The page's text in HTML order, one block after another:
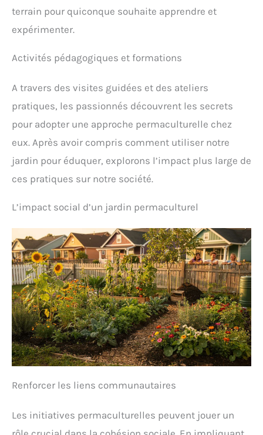
terrain pour quiconque souhaite apprendre et
expérimenter.
Activités pédagogiques et formations
A travers des visites guidées et des ateliers
pratiques, les passionnés découvrent les secrets
pour adopter une approche permaculturelle chez
eux. Après avoir compris comment utiliser notre
jardin pour éduquer, explorons l’impact plus large de
ces pratiques sur notre société.
L’impact social d’un jardin permaculturel
Renforcer les liens communautaires
Les initiatives permaculturelles peuvent jouer un